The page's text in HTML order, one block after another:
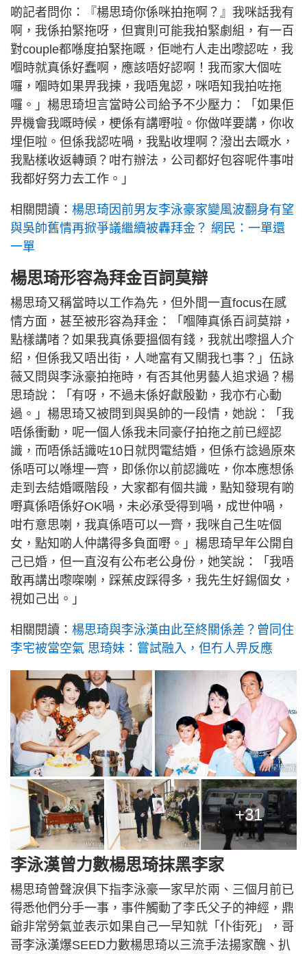
啲記者問你：『楊思琦你係咪拍拖啊？』我咪話我有
啊，我係拍緊拖呀，但實則可能我拍緊劇組，有一百
對couple都喺度拍緊拖嘅，佢哋冇人走出嚟認咗，我
嗰時就真係好蠢啊，應該唔好認啊！我而家大個咗
囉，嗰時如果畀我揀，我唔鬼認，咪唔知我拍咗拖
囉。」楊思琦坦言當時公司給予不少壓力：「如果佢
畀機會我嘅時候，梗係有講嘢啦。你做咩要講，你收
埋佢啦。但係我認咗喎，我點收埋啊？潑出去嘅水，
我點樣收返轉頭？咁冇辦法，公司都好包容呢件事咁
我都好努力去工作。」
相關閱讀： 楊思琦因前男友李泳豪家變風波翻身有望
與吳帥舊情再掀爭議繼續被轟拜金？ 網民：一單還
一單
楊思琦形容為拜金百詞莫辯
楊思琦又稱當時以工作為先，但外間一直focus在感
情方面，甚至被形容為拜金：「嗰陣真係百詞莫辯，
點樣講啫？如果我真係要搵個有錢，我就出嚟搵人介
紹，但係我又唔出街，人哋富有又關我乜事？」伍詠
薇又問與李泳豪拍拖時，有否其他男藝人追求過？楊
思琦說：「有呀，不過未係好獻殷勤，我亦冇心動
過。」楊思琦又被問到與吳帥的一段情，她說：「我
唔係衝動，呢一個人係我未同豪仔拍拖之前已經認
識，而唔係話識咗10日就閃電結婚，但係冇諗過原來
係唔可以喺埋一齊，即係你以前認識咗，你本應想係
走到去結婚嘅階段，大家都有個共識，點知發現有啲
嘢真係唔係好OK喎，未必承受得到喎，成世仲喎，
咁冇意思喇，我真係唔可以一齊，我咪自己生咗個
女，點知啲人仲講得多負面嘢。」楊思琦早年公開自
己已婚，但一直沒有公布老公身份，她笑說：「我唔
敢再講出嚟㗎喇，踩蕉皮踩得多，我先生好錫個女，
視如己出。」
相關閱讀： 楊思琦與李泳漢由此至終關係差？曾同住
李宅被當空氣 思琦妹：嘗試融入，但冇人畀反應
+31
李泳漢曾力數楊思琦抹黑李家
楊思琦曾聲淚俱下指李泳豪一家早於兩、三個月前已
得悉他們分手一事，事件觸動了李氏父子的神經，鼎
爺非常勞氣並表示如果自己一早知就「仆街死」，哥
哥李泳漢爆SEED力數楊思琦以三流手法揚家醜、扒